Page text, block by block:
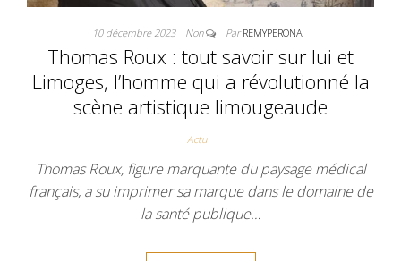
10 décembre 2023 Non ParREMYPERONA
Thomas Roux : tout savoir sur lui et
Limoges, l’homme qui a révolutionné la
scène artistique limougeaude
Actu
Thomas Roux, figure marquante du paysage médical
français, a su imprimer sa marque dans le domaine de
la santé publique…